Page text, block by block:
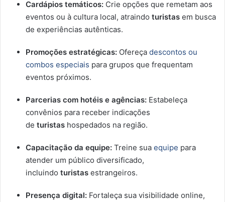
Cardápios temáticos: Crie opções que remetam aos
eventos ou à cultura local, atraindo turistas em busca
de experiências autênticas.
Promoções estratégicas: Ofereça descontos ou
combos especiais para grupos que frequentam
eventos próximos.
Parcerias com hotéis e agências: Estabeleça
convênios para receber indicações
de turistas hospedados na região.
Capacitação da equipe: Treine sua equipe para
atender um público diversificado,
incluindo turistas estrangeiros.
Presença digital: Fortaleça sua visibilidade online,